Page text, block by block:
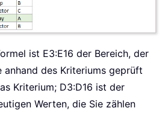
ist E3:E16 der Bereich, der
anhand des Kriteriums geprüft
Kriterium; D3:D16 ist der
Werten, die Sie zählen